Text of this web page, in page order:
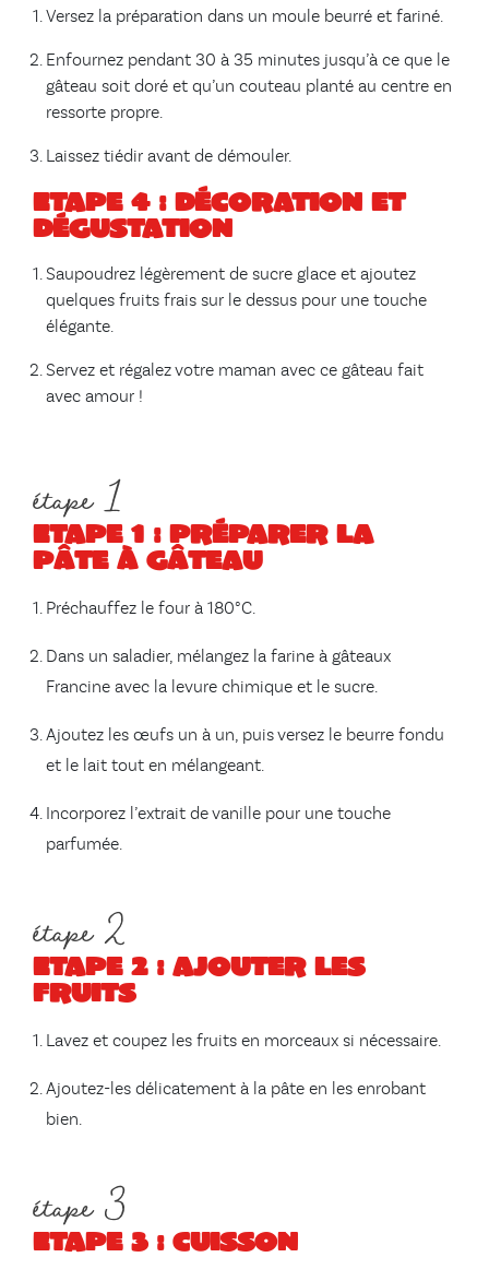
Versez la préparation dans un moule beurré et fariné.
Enfournez pendant 30 à 35 minutes jusqu’à ce que le
gâteau soit doré et qu’un couteau planté au centre en
ressorte propre.
Laissez tiédir avant de démouler.
Etape 4 : décoration et
dégustation
Saupoudrez légèrement de sucre glace et ajoutez
quelques fruits frais sur le dessus pour une touche
élégante.
Servez et régalez votre maman avec ce gâteau fait
avec amour !
étape 1
Etape 1 : préparer la
pâte à gâteau
Préchauffez le four à 180°C.
Dans un saladier, mélangez la farine à gâteaux
Francine avec la levure chimique et le sucre.
Ajoutez les œufs un à un, puis versez le beurre fondu
et le lait tout en mélangeant.
Incorporez l’extrait de vanille pour une touche
parfumée.
étape 2
Etape 2 : ajouter les
fruits
Lavez et coupez les fruits en morceaux si nécessaire.
Ajoutez-les délicatement à la pâte en les enrobant
bien.
étape 3
Etape 3 : cuisson